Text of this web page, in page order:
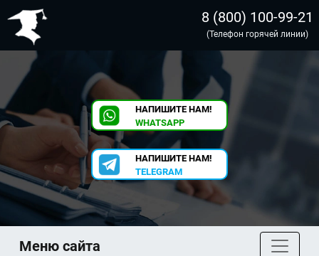
8 (800) 100-99-21
(Телефон горячей линии)
НАПИШИТЕ НАМ!
WHATSAPP
НАПИШИТЕ НАМ!
TELEGRAM
Меню сайта